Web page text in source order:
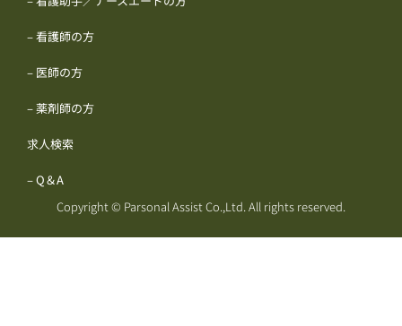
– 看護師の方
– 医師の方
– 薬剤師の方
求人検索
– Q＆A
Copyright © Parsonal Assist Co.,Ltd. All rights reserved.